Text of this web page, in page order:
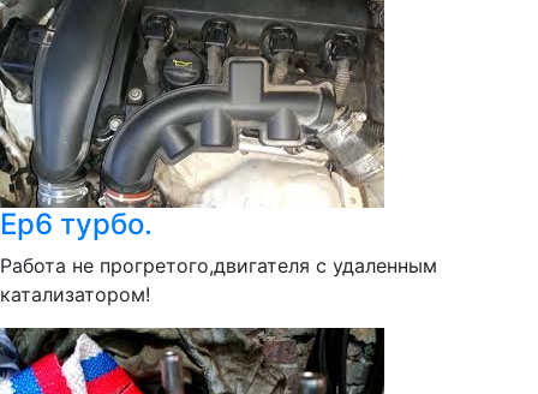
Ер6 турбо.
Работа не прогретого,двигателя с удаленным
катализатором!